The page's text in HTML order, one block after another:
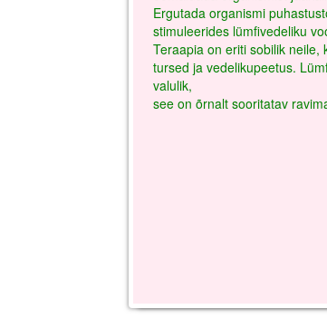
Ergutada organismi
stimuleerides lümfivedeliku
Teraapia on eriti sobilik neile,
tursed ja vedelikupeetus.
valulik,
see on õrnalt sooritatav